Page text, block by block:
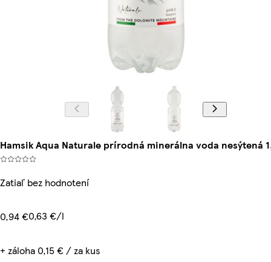
Hamsik Aqua Naturale prírodná minerálna voda nesýtená
Zatiaľ bez hodnotení
0,94 €0,63 €/l
+ záloha 0,15 € / za kus